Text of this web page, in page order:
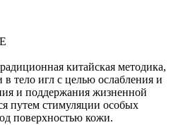
китайская методика,
в тело игл с целью ослабления и
и поддержания жизненной
путем стимуляции особых
поверхностью кожи.